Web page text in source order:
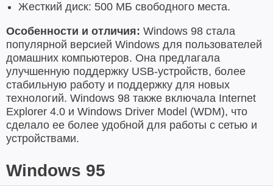
Жесткий диск: 500 МБ свободного места.
Особенности и отличия: Windows 98 стала
популярной версией Windows для пользователей
домашних компьютеров. Она предлагала
улучшенную поддержку USB-устройств, более
стабильную работу и поддержку для новых
технологий. Windows 98 также включала Internet
Explorer 4.0 и Windows Driver Model (WDM), что
сделало ее более удобной для работы с сетью и
устройствами.
Windows 95